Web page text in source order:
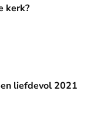
kerk?
toe
liefdevol 2021